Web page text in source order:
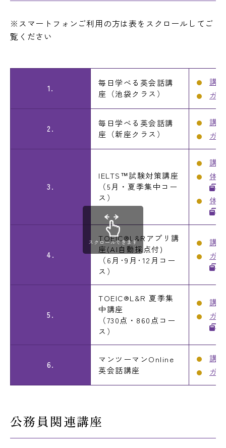
※スマートフォンご利用の方は表をスクロールしてご
覧ください
1.
毎日学べる英会話講
座（池袋クラス）
講
ガ
2.
毎日学べる英会話講
座（新座クラス）
講
ガ
3.
IELTS™試験対策講座
（5月・夏季集中コー
ス）
講
体
体
4.
TOEIC®L&Rアプリ講
座(AI自動採点付)
（6月･9月･12月コー
ス）
講
ガ
5.
TOEIC®L&R 夏季集
中講座
（730点・860点コー
ス）
講
ガ
6.
マンツーマンOnline
英会話講座
講
ガ
スクロールできます
公務員関連講座